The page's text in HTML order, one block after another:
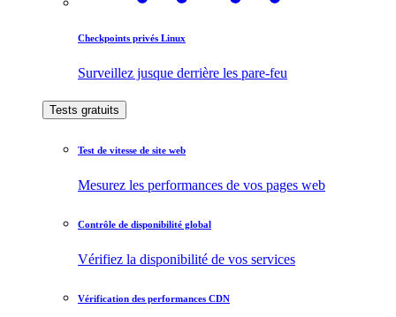
Checkpoints privés Linux
Surveillez jusque derrière les pare-feu
Tests gratuits
Test de vitesse de site web
Mesurez les performances de vos pages web
Contrôle de disponibilité global
Vérifiez la disponibilité de vos services
Vérification des performances CDN